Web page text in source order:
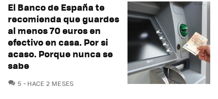
El Banco de España te
recomienda que guardes
al menos 70 euros en
efectivo en casa. Por si
acaso. Porque nunca se
sabe
5 COMENTARIOS
HACE 2 MESES